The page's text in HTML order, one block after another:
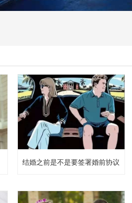
结婚之前是不是要签署婚前协议